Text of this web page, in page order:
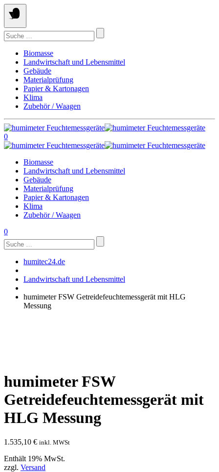
Springe
zum
Inhalt
Suchen
nach:
Biomasse
Landwirtschaft und Lebensmittel
Gebäude
Materialprüfung
Papier & Kartonagen
Klima
Zubehör / Waagen
0
Biomasse
Landwirtschaft und Lebensmittel
Gebäude
Materialprüfung
Papier & Kartonagen
Klima
Zubehör / Waagen
0
Suchen
nach:
humitec24.de
Landwirtschaft und Lebensmittel
humimeter FSW Getreidefeuchtemessgerät mit HLG
Messung
humimeter FSW
Getreidefeuchtemessgerät mit
HLG Messung
1.535,10 € inkl. MWSt
Enthält 19% MwSt.
zzgl. Versand